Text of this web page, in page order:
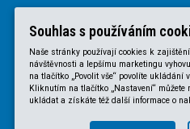
Souhlas s používáním
Naše stránky používají cookies k
návštěvnosti a lepšímu marketingu
na tlačítko „Povolit vše“ povolíte
Kliknutím na tlačítko „Nastavení“ můžete
ukládat a získáte též další informace o